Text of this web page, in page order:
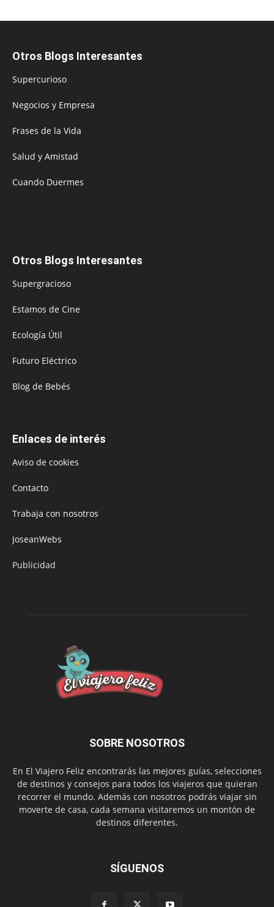
Otros Blogs Interesantes
Supercurioso
Negocios y Empresa
Frases de la Vida
Salud y Amistad
Cuando Duermes
Otros Blogs Interesantes
Supergracioso
Estamos de Cine
Ecología Útil
Futuro Eléctrico
Blog de Bebés
Enlaces de interés
Aviso de cookies
Contacto
Trabaja con nosotros
JoseanWebs
Publicidad
SOBRE NOSOTROS
En El Viajero Feliz encontrarás las mejores guías, selecciones
de destinos y consejos para todos los viajeros que quieran
recorrer el mundo. Además con nosotros podrás viajar sin
moverte de casa, cada semana visitaremos un montón de
destinos diferentes.
SÍGUENOS